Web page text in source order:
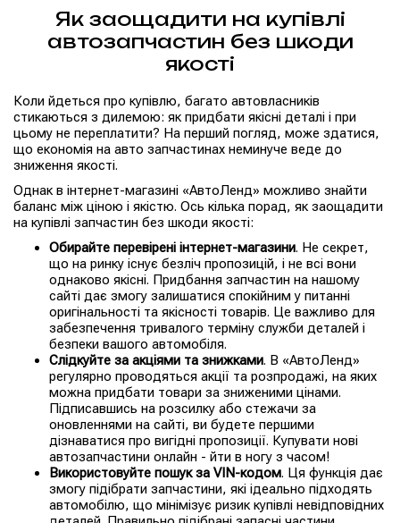
Як заощадити на купівлі
автозапчастин без шкоди
якості
Коли йдеться про купівлю, багато автовласників
стикаються з дилемою: як придбати якісні деталі і при
цьому не переплатити? На перший погляд, може здатися,
що економія на авто запчастинах неминуче веде до
зниження якості.
Однак в інтернет-магазині «АвтоЛенд» можливо знайти
баланс між ціною і якістю. Ось кілька порад, як заощадити
на купівлі запчастин без шкоди якості:
Обирайте перевірені інтернет-магазини. Не секрет,
що на ринку існує безліч пропозицій, і не всі вони
однаково якісні. Придбання запчастин на нашому
сайті дає змогу залишатися спокійним у питанні
оригінальності та якісності товарів. Це важливо для
забезпечення тривалого терміну служби деталей і
безпеки вашого автомобіля.
Слідкуйте за акціями та знижками. В «АвтоЛенд»
регулярно проводяться акції та розпродажі, на яких
можна придбати товари за зниженими цінами.
Підписавшись на розсилку або стежачи за
оновленнями на сайті, ви будете першими
дізнаватися про вигідні пропозиції. Купувати нові
автозапчастини онлайн - йти в ногу з часом!
Використовуйте пошук за VIN-кодом. Ця функція дає
змогу підібрати запчастини, які ідеально підходять
автомобілю, що мінімізує ризик купівлі невідповідних